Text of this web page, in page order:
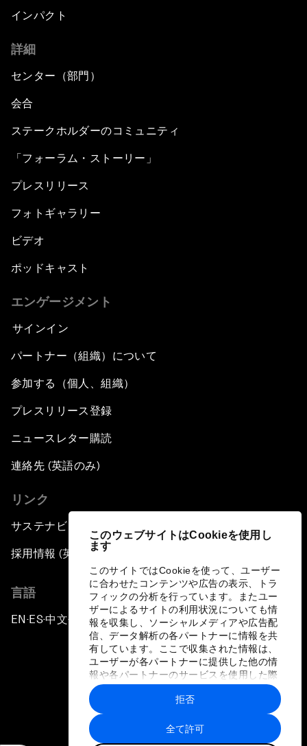
このウェブサイトはCookieを使用し
ます
このサイトではCookieを使って、ユーザー
に合わせたコンテンツや広告の表示、トラ
フィックの分析を行っています。またユー
ザーによるサイトの利用状況についても情
報を収集し、ソーシャルメディアや広告配
信、データ解析の各パートナーに情報を共
有しています。ここで収集された情報は、
ユーザーが各パートナーに提供した他の情
報や各パートナーのサービスを使用した際
に収集された情報と組み合わされ、各パー
トナーによって使用されることがありま
す。
全て許可
拒否
インパクト
詳細
センター（部門）
会合
ステークホルダーのコミュニティ
「フォーラム・ストーリー」
プレスリリース
フォトギャラリー
ビデオ
ポッドキャスト
エンゲージメント
サインイン
パートナー（組織）について
参加する（個人、組織）
プレスリリース登録
ニュースレター購読
連絡先 (英語のみ)
リンク
サステナビリティへの取り組み
採用情報 (英語のみ)
言語
EN ▪ES▪中文▪ 日本語
プライバシーポリシーと利用規約
サイトマップ